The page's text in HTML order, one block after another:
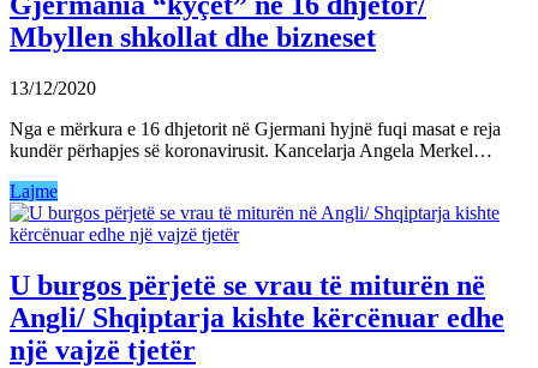
Mbyllen shkollat dhe bizneset
13/12/2020
Nga e mërkura e 16 dhjetorit në Gjermani hyjnë fuqi masat e reja
kundër përhapjes së koronavirusit. Kancelarja Angela Merkel…
Lajme
U burgos përjetë se vrau të miturën në
Angli/ Shqiptarja kishte kërcënuar edhe
një vajzë tjetër